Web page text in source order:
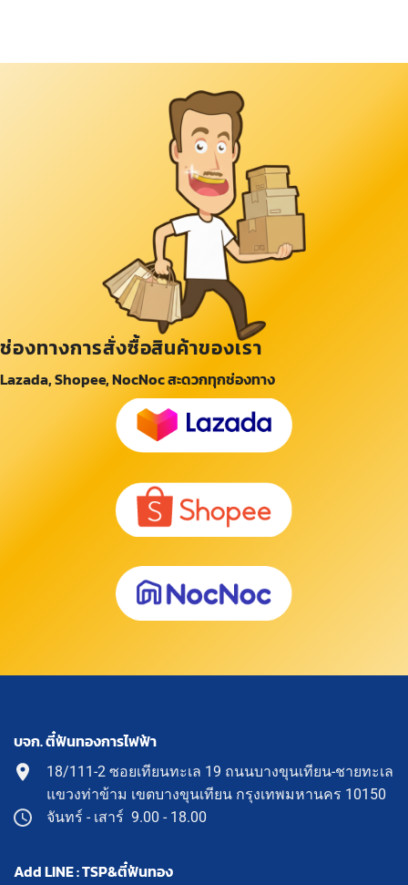
ช่องทางการสั่งซื้อสินค้าของเรา
Lazada, Shopee, NocNoc สะดวกทุกช่องทาง
บจก. ตี๋ฟันทองการไฟฟ้า
18/111-2 ซอยเทียนทะเล 19 ถนนบางขุนเทียน-ชายทะเล
แขวงท่าข้าม เขตบางขุนเทียน กรุงเทพมหานคร 10150
จันทร์ - เสาร์ 9.00 - 18.00
Add LINE : TSP&ตี๋ฟันทอง